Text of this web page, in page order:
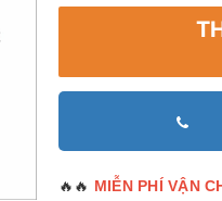
🔥🔥 MIỄN PHÍ VẬN